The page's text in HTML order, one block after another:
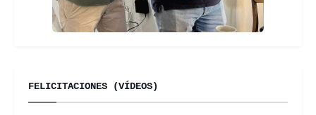
FELICITACIONES (VÍDEOS)